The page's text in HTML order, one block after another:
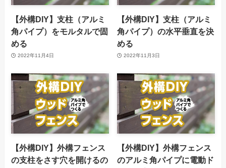
【外構DIY】支柱（アルミ
角パイプ）をモルタルで固
める
2022年11月4日
【外構DIY】支柱（アルミ
角パイプ）の水平垂直を決
める
2022年11月3日
【外構DIY】外構フェンス
の支柱をさす穴を開けるの
【外構DIY】外構フェンス
のアルミ角パイプに電動ド